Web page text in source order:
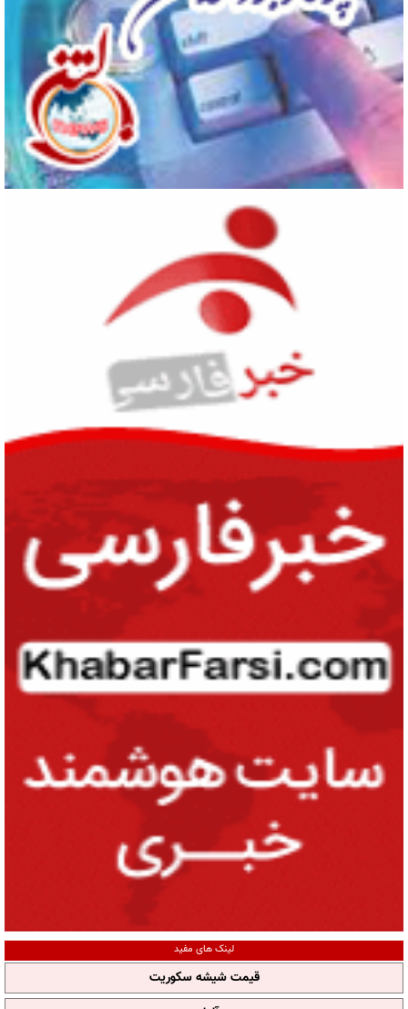
لینک های مفید
قیمت شیشه سکوریت